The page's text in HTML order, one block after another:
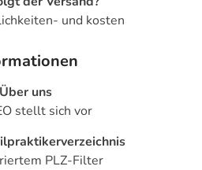
und kosten
Über uns
stellt sich vor
PLZ-Filter